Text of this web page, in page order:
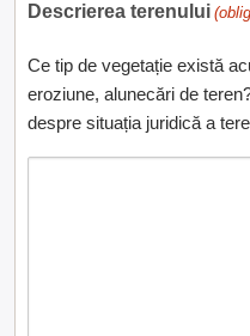
Descrierea terenului
Ce tip de vegetație există
eroziune, alunecări de
despre situația juridică a